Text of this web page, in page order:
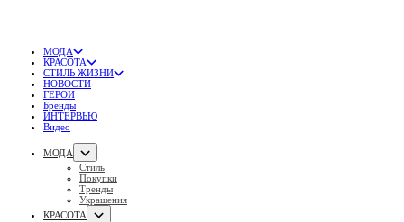
МОДА
КРАСОТА
СТИЛЬ ЖИЗНИ
НОВОСТИ
ГЕРОИ
Бренды
ИНТЕРВЬЮ
Видео
МОДА
Стиль
Покупки
Тренды
Украшения
КРАСОТА